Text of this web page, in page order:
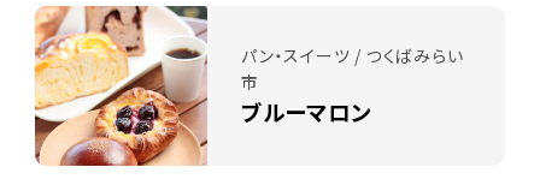
パン・スイーツ / つくばみらい
市
ブルーマロン